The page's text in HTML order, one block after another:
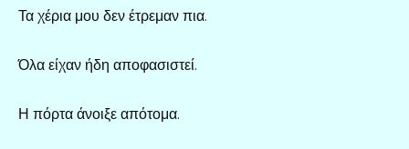
Τα χέρια μου δεν έτρεμαν πια.
Όλα είχαν ήδη αποφασιστεί.
Η πόρτα άνοιξε απότομα.